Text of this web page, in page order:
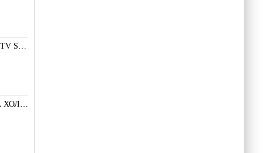
LED ПОДСВЕТКА TV SMD СВЕТОДИОД 2835 2W 3V МАЛКА+
A3144 ДАТЧИК НА ХОЛ С 3 ИЗВОДА